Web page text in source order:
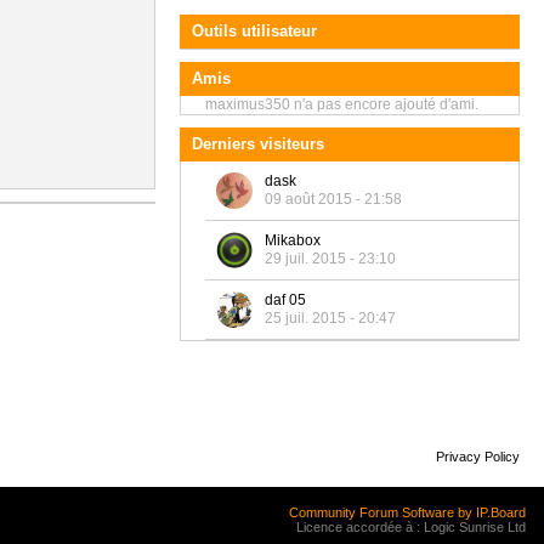
Outils utilisateur
Amis
maximus350 n'a pas encore ajouté d'ami.
Derniers visiteurs
dask
09 août 2015 - 21:58
Mikabox
29 juil. 2015 - 23:10
daf 05
25 juil. 2015 - 20:47
Privacy Policy
Community Forum Software by IP.Board
Licence accordée à : Logic Sunrise Ltd